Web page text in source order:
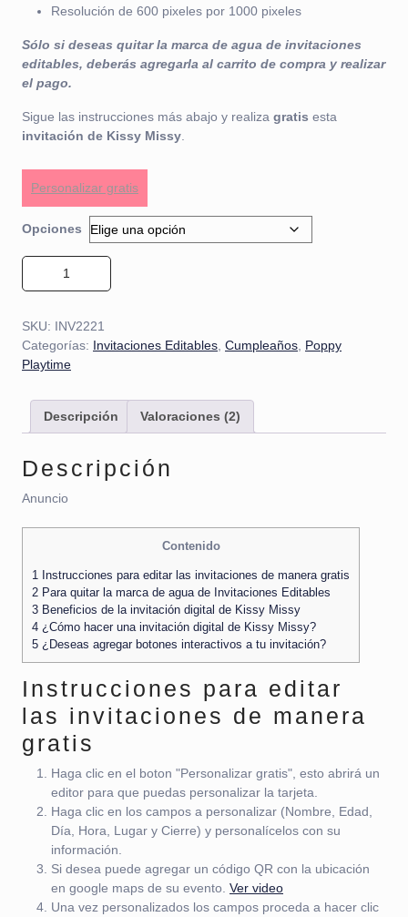
Resolución de 600 pixeles por 1000 pixeles
Sólo si deseas quitar la marca de agua de invitaciones
editables, deberás agregarla al carrito de compra y realizar
el pago.
Sigue las instrucciones más abajo y realiza gratis esta
invitación de Kissy Missy
Personalizar gratis
Opciones
Invitación de Kissy Missy 01 cantidad
SKU: INV2221
Categorías: Invitaciones Editables Cumpleaños Poppy
Playtime
Descripción Valoraciones (2)
Descripción
Anuncio
Contenido
1
Instrucciones para editar las invitaciones de manera gratis
2 Para quitar la marca de agua de Invitaciones Editables
3 Beneficios de la invitación digital de Kissy Missy
4 ¿Cómo hacer una invitación digital de Kissy Missy?
5 ¿Deseas agregar botones interactivos a tu invitación?
Instrucciones para editar
las invitaciones de manera
gratis
Haga clic en el boton "Personalizar gratis", esto abrirá un
editor para que puedas personalizar la tarjeta.
Haga clic en los campos a personalizar (Nombre, Edad,
Día, Hora, Lugar y Cierre) y personalícelos con su
información.
Si desea puede agregar un código QR con la ubicación
en google maps de su evento. Ver video
Una vez personalizados los campos proceda a hacer clic